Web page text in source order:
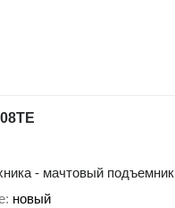
- мачтовый подъемник
новый